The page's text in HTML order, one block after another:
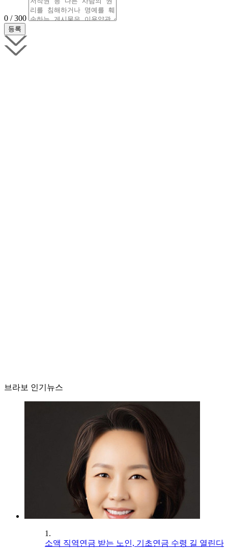
0 / 300
브라보 인기뉴스
1.
소액 직역연금 받는 노인, 기초연금 수령 길 열린다